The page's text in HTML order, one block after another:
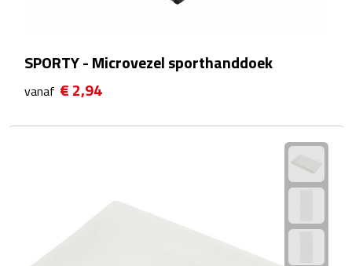
Glazen & karaffen
Dubbelwandige glazen
Cocktailglazen
Wijnglazen
SPORTY - Microvezel sporthanddoek
vanaf € 2,94